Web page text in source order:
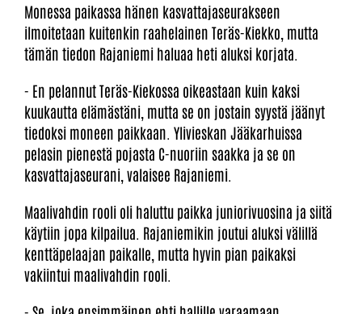
Monessa paikassa hänen kasvattajaseurakseen
ilmoitetaan kuitenkin raahelainen Teräs-Kiekko, mutta
tämän tiedon Rajaniemi haluaa heti aluksi korjata.
- En pelannut Teräs-Kiekossa oikeastaan kuin kaksi
kuukautta elämästäni, mutta se on jostain syystä jäänyt
tiedoksi moneen paikkaan. Ylivieskan Jääkarhuissa
pelasin pienestä pojasta C-nuoriin saakka ja se on
kasvattajaseurani, valaisee Rajaniemi.
Maalivahdin rooli oli haluttu paikka juniorivuosina ja siitä
käytiin jopa kilpailua. Rajaniemikin joutui aluksi välillä
kenttäpelaajan paikalle, mutta hyvin pian paikaksi
vakiintui maalivahdin rooli.